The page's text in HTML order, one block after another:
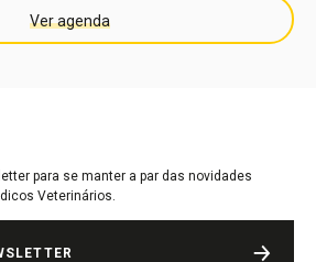
Ver agenda
para se manter a par das novidades
Veterinários.